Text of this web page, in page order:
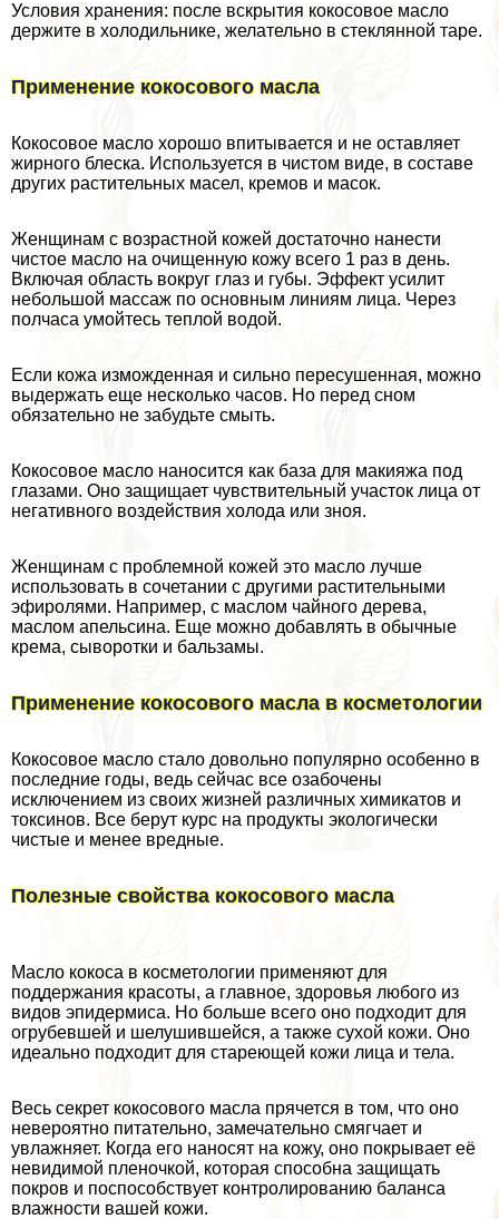
Условия хранения: после вскрытия кокосовое масло
держите в холодильнике, желательно в стеклянной таре.
Применение кокосового масла
Кокосовое масло хорошо впитывается и не оставляет
жирного блеска. Используется в чистом виде, в составе
других растительных масел, кремов и масок.
Женщинам с возрастной кожей достаточно нанести
чистое масло на очищенную кожу всего 1 раз в день.
Включая область вокруг глаз и губы. Эффект усилит
небольшой массаж по основным линиям лица. Через
полчаса умойтесь теплой водой.
Если кожа изможденная и сильно пересушенная, можно
выдержать еще несколько часов. Но перед сном
обязательно не забудьте смыть.
Кокосовое масло наносится как база для макияжа под
глазами. Оно защищает чувствительный участок лица от
негативного воздействия холода или зноя.
Женщинам с проблемной кожей это масло лучше
использовать в сочетании с другими растительными
эфиролями. Например, с маслом чайного дерева,
маслом апельсина. Еще можно добавлять в обычные
крема, сыворотки и бальзамы.
Применение кокосового масла в косметологии
Кокосовое масло стало довольно популярно особенно в
последние годы, ведь сейчас все озабочены
исключением из своих жизней различных химикатов и
токсинов. Все берут курс на продукты экологически
чистые и менее вредные.
Полезные свойства кокосового масла
Масло кокоса в косметологии применяют для
поддержания красоты, а главное, здоровья любого из
видов эпидермиса. Но больше всего оно подходит для
огрубевшей и шелушившейся, а также сухой кожи. Оно
идеально подходит для стареющей кожи лица и тела.
Весь секрет кокосового масла прячется в том, что оно
невероятно питательно, замечательно смягчает и
увлажняет. Когда его наносят на кожу, оно покрывает её
невидимой пленочкой, которая способна защищать
покров и поспособствует контролированию баланса
влажности вашей кожи.